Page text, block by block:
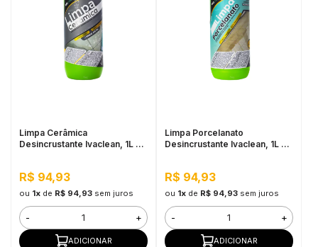
Limpa Cerâmica
Desincrustante Ivaclean, 1L -
R$ 94,93
ou 1xde R$ 94,93 sem juros
- +
ADICIONAR
Limpa Porcelanato
Desincrustante Ivaclean, 1L -
R$ 94,93
ou 1xde R$ 94,93 sem juros
- +
ADICIONAR